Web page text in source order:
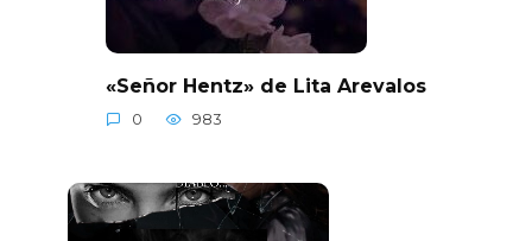
«Señor Hentz» de Lita Arevalos
0 983